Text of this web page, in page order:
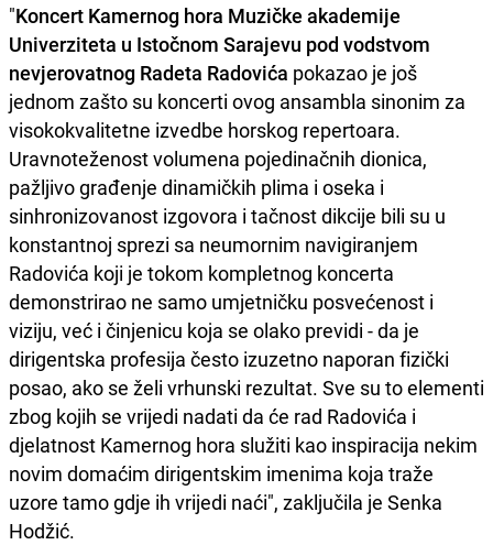
"Koncert Kamernog hora Muzičke akademije
Univerziteta u Istočnom Sarajevu pod vodstvom
nevjerovatnog Radeta Radovića pokazao je još
jednom zašto su koncerti ovog ansambla sinonim za
visokokvalitetne izvedbe horskog repertoara.
Uravnoteženost volumena pojedinačnih dionica,
pažljivo građenje dinamičkih plima i oseka i
sinhronizovanost izgovora i tačnost dikcije bili su u
konstantnoj sprezi sa neumornim navigiranjem
Radovića koji je tokom kompletnog koncerta
demonstrirao ne samo umjetničku posvećenost i
viziju, već i činjenicu koja se olako previdi - da je
dirigentska profesija često izuzetno naporan fizički
posao, ako se želi vrhunski rezultat. Sve su to elementi
zbog kojih se vrijedi nadati da će rad Radovića i
djelatnost Kamernog hora služiti kao inspiracija nekim
novim domaćim dirigentskim imenima koja traže
uzore tamo gdje ih vrijedi naći", zaključila je Senka
Hodžić.